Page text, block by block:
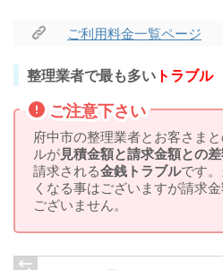
ご利用料金一覧ページ
整理業者で最も多い トラブル
ご注意下さい
府中市の整理業者とお客さま
ルが見積金額と請求金額との
請求される金銭トラブルです
くなる事はございますが請求
ございません。